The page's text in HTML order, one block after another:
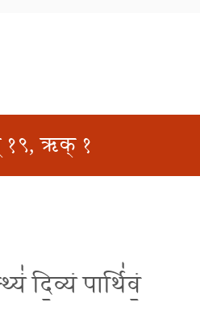
१९, ऋक् १
दि॒व्यं पार्थि॑वं॒